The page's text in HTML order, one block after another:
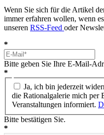
Wenn Sie sich für die Artikel
immer erfahren wollen, wenn
unseren RSS-Feed oder
*
Bitte geben Sie Ihre E-Mail-
*
Ja, ich bin jederzeit
die Rationalgalerie mich per
Veranstaltungen informiert.
Bitte bestätigen Sie.
*